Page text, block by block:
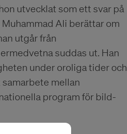
utvecklat som ett svar på
Ali berättar om
utgår från
suddas ut. Han
under oroliga tider och
mellan
program för bild-